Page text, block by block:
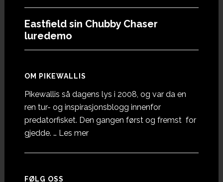
Eastfield sin Chubby Chaser
luredemo
OM PIKEWALLIS
Pikewallis så dagens lys i 2008, og var da en
ren tur- og inspirasjonsblogg innenfor
predatorfisket. Den gangen først og fremst for
gjedde. … Les meromOm
FØLG OSS